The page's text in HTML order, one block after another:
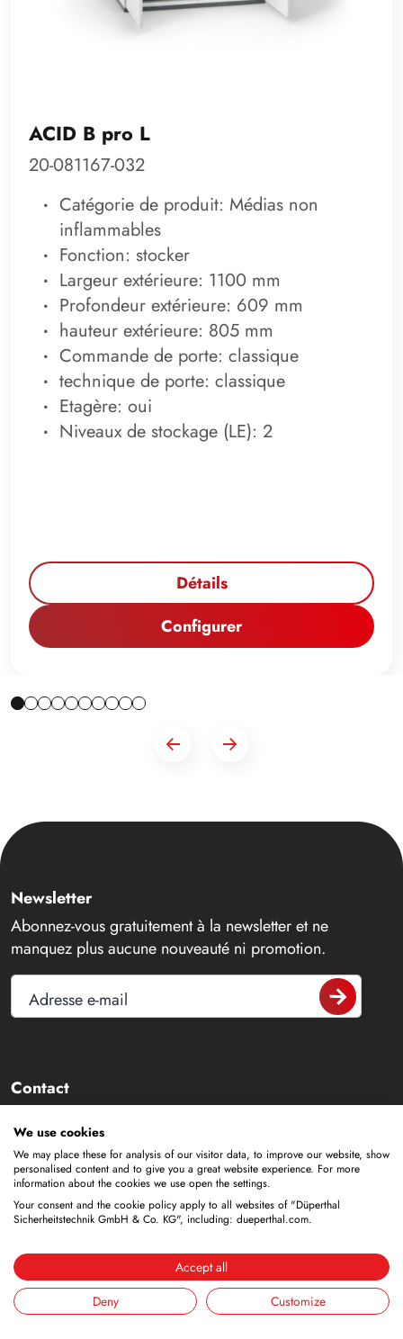
ACID B pro L
20-081167-032
Catégorie de produit: Médias non
inflammables
Fonction: stocker
Largeur extérieure: 1100 mm
Profondeur extérieure: 609 mm
hauteur extérieure: 805 mm
Commande de porte: classique
technique de porte: classique
Etagère: oui
Niveaux de stockage (LE): 2
Détails
Configurer
Newsletter
Abonnez-vous gratuitement à la newsletter et ne
manquez plus aucune nouveauté ni promotion.
Adresse e-mail
Contact
+49 6188 9139-0
info@dueperthal.com
Frankenstraße 3
63791 Karlstein
Allemagne
Social Media
We use cookies
We may place these for analysis of our visitor data, to improve our website, show
personalised content and to give you a great website experience. For more
information about the cookies we use open the settings.
Your consent and the cookie policy apply to all websites of "Düperthal
Sicherheitstechnik GmbH & Co. KG", including: dueperthal.com.
Accept all
Deny
Customize